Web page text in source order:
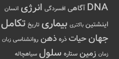
DNA آگاهی افسردگی انرژی انسان
اینشتین باکتری بیماری تاریخ تکامل
جهانحیات ذره ذهن روانشناسی زبان
زمان زمین ستاره سلول سیاهچاله